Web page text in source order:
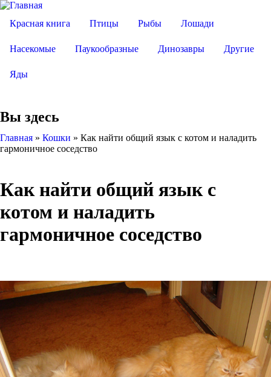
Красная книга Птицы Рыбы Лошади
Насекомые Паукообразные Динозавры Другие
Яды
Вы здесь
Главная » Кошки » Как найти общий язык с котом и наладить
гармоничное соседство
Как найти общий язык с
котом и наладить
гармоничное соседство